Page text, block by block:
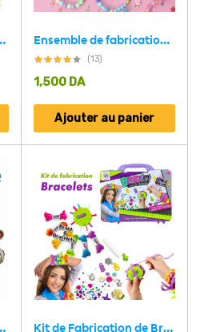
Pour Filles V2 Ensemble de fabrication de bijoux Pour enfant 19 grilles Rond – مجموعة صنع المجوهرات للأطفال
(13)
1,500 DA
Ajouter au panier
et lumières Kit de Fabrication de Bracelets Créatifs pour Filles